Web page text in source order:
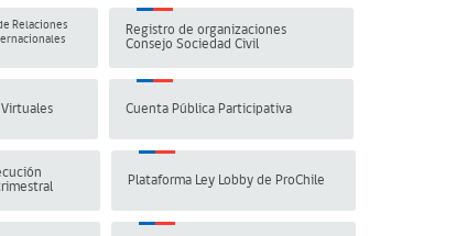
Relaciones
Registro de organizaciones
Consejo Sociedad Civil
Cuenta Pública Participativa
Plataforma Ley Lobby de ProChile